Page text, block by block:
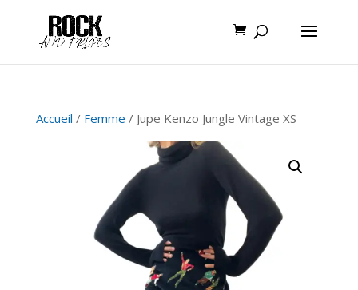
Accueil / Femme / Jupe Kenzo Jungle Vintage XS